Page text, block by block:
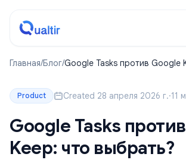
Главная/Блог/Google Tasks против Google
Product Created 28 апреля 2026 г.·11
Google Tasks
Keep: что выбрать?